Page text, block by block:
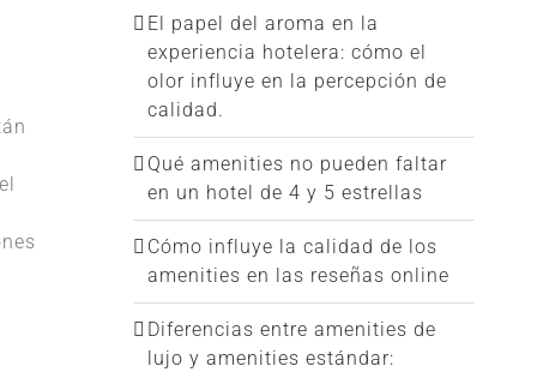
El papel del aroma en la
experiencia hotelera: cómo el
olor influye en la percepción de
calidad.
Qué amenities no pueden faltar
en un hotel de 4 y 5 estrellas
Cómo influye la calidad de los
amenities en las reseñas online
Diferencias entre amenities de
lujo y amenities estándar: